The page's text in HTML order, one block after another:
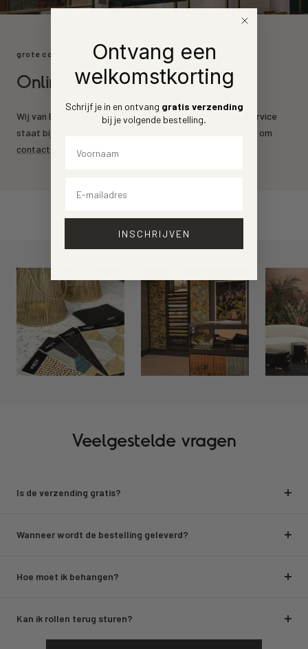
grote collectie
Online behang kopen
Wij van Behang.nl leveren de mooiste behang merken. Service
staat bij ons voorrop. Heeft u een vraag? Aarzel dan niet om
contact op te nemen.
Veelgestelde vragen
Is de verzending gratis?
Wanneer wordt de bestelling geleverd?
Hoe moet ik behangen?
Kan ik rollen terug sturen?
Ontvang een
welkomstkorting
Schrijf je in en ontvang gratis verzending
bij je volgende bestelling.
INSCHRIJVEN